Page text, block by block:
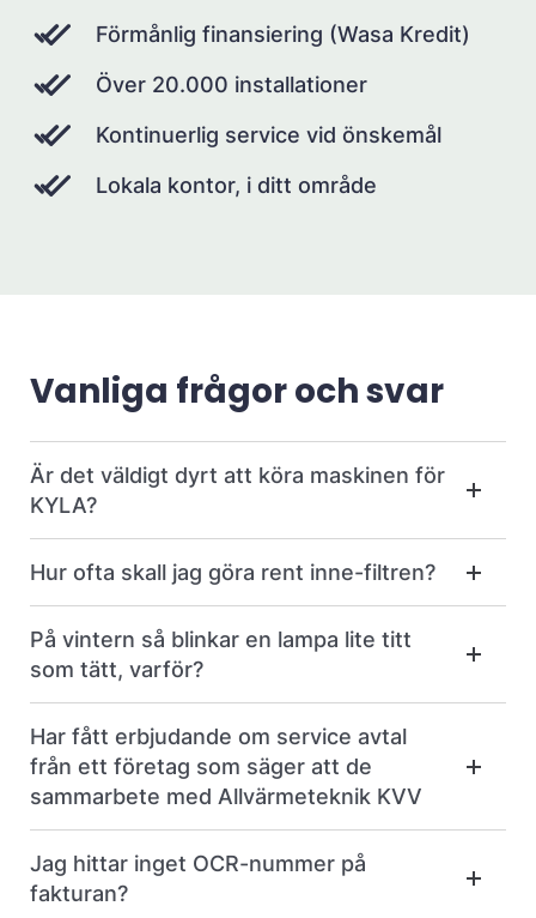
Förmånlig finansiering (Wasa Kredit)
Över 20.000 installationer
Kontinuerlig service vid önskemål
Lokala kontor, i ditt område
Vanliga frågor och svar
Är det väldigt dyrt att köra maskinen för
KYLA?
Hur ofta skall jag göra rent inne-filtren?
På vintern så blinkar en lampa lite titt
som tätt, varför?
Har fått erbjudande om service avtal
från ett företag som säger att de
sammarbete med Allvärmeteknik KVV
Jag hittar inget OCR-nummer på
fakturan?